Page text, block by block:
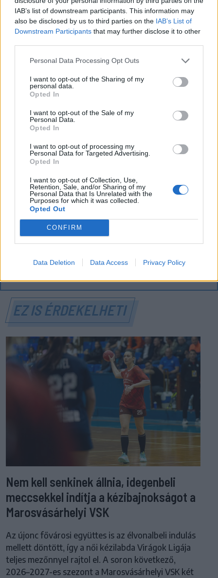
IAB’s list of downstream participants. This information may
also be disclosed by us to third parties on the IAB’s List of
Downstream Participants that may further disclose it to other
Personal Data Processing Opt Outs
I want to opt-out of the Sharing of my
personal data.
Opted In
I want to opt-out of the Sale of my
Personal Data.
Opted In
I want to opt-out of processing my
Personal Data for Targeted Advertising.
Opted In
I want to opt-out of Collection, Use,
Retention, Sale, and/or Sharing of my
Personal Data that Is Unrelated with the
Purposes for which it was collected.
Opted Out
CONFIRM
Data Deletion Data Access Privacy Policy
FŐTÉR
Már csak 4-5 napig működhet a jelenlegi
körülmények között a cernavodai
atomerőmű
Százszázalékos kamatra adott kölcsönt a
letartóztatott uzsorás. Akár 40 fok is várható
vasárnap a nyugati országrészben.
EZ IS ÉRDEKELHETI
Nem kell senkinek állnia, idegenbeli
meccsekkel indítja a kézibajnokságot a
Marosvásárhelyi VSK
Az újonc fővárosi együttes is az élvonalbeli indulás
mellett döntött, így a női kézilabda Virágok Ligája
teljes mezőnnyel rajtol el. A soron következő,
2026–2027-es szezont a Marosvásárhelyi VSK két